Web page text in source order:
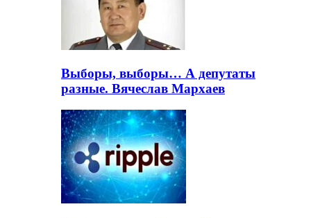
Выборы, выборы… А депутаты
разные. Вячеслав Мархаев